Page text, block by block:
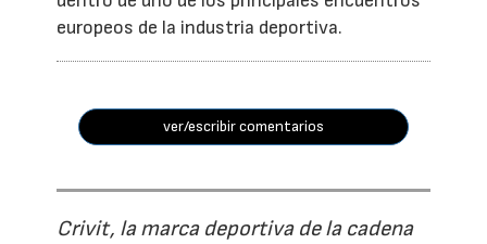
europeos de la industria deportiva.
ver/escribir comentarios
Crivit, la marca deportiva de la cadena